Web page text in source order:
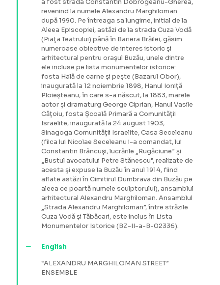
a fost strada Constantin Dobrogeanu-Gherea,
revenind la numele Alexandru Marghiloman
după 1990. Pe întreaga sa lungime, initial de la
Aleea Episcopiei, astăzi de la strada Cuza Vodă
(Piaţa Teatrului) până în Bariera Brăilei, găsim
numeroase obiective de interes istoric şi
arhitectural pentru oraşul Buzău, unele dintre
ele incluse pe lista monumentelor istorice:
fosta Hală de carne şi peşte (Bazarul Obor),
inaugurată la 12 noiembrie 1898, Hanul Ioniță
Ploieșteanu, în care s-a născut, la 1883, marele
actor și dramaturg George Ciprian, Hanul Vasile
Cățoiu, fosta Școală Primară a Comunității
Israelite, inaugurată la 24 august 1903,
Sinagoga Comunității Israelite, Casa Seceleanu
(fiica lui Nicolae Seceleanu i-a comandat, lui
Constantin Brâncuşi, lucrările „Rugăciune” şi
„Bustul avocatului Petre Stănescu”, realizate de
acesta şi expuse la Buzău în anul 1914, fiind
aflate astăzi în Cimitirul Dumbrava din Buzău pe
aleea ce poartă numele sculptorului), ansamblul
arhitectural Alexandru Marghiloman. Ansamblul
„Strada Alexandru Marghiloman”, între străzile
Cuza Vodă şi Tăbăcari, este inclus în Lista
Monumentelor Istorice (BZ-II-a-B-02336).
English
“ALEXANDRU MARGHILOMAN STREET”
ENSEMBLE